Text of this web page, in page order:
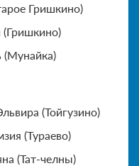
Гришкино)
(Гришкино)
(Мунайка)
(Тойгузино)
(Тураево)
(Тат-челны)